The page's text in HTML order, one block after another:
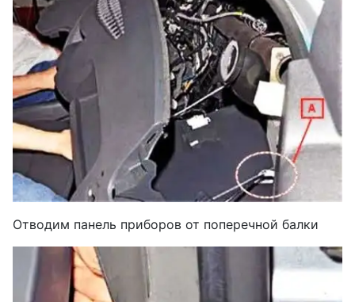
Отводим панель приборов от поперечной балки